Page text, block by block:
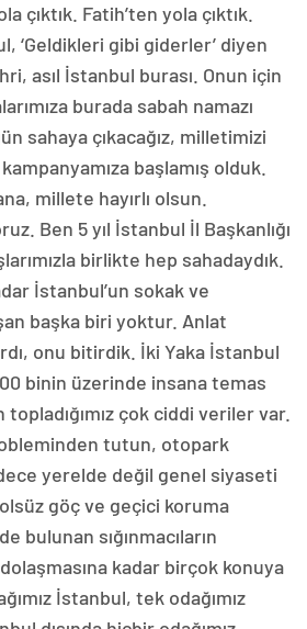
çıktık. Fatih’ten yola çıktık.
‘Geldikleri gibi giderler’ diyen
asıl İstanbul burası. Onun için
burada sabah namazı
sahaya çıkacağız, milletimizi
başlamış olduk.
millete hayırlı olsun.
Ben 5 yıl İstanbul İl Başkanlığı
birlikte hep sahadaydık.
İstanbul’un sokak ve
başka biri yoktur. Anlat
onu bitirdik. İki Yaka İstanbul
binin üzerinde insana temas
çok ciddi veriler var.
tutun, otopark
yerelde değil genel siyaseti
göç ve geçici koruma
bulunan sığınmacıların
kadar birçok konuya
İstanbul, tek odağımız